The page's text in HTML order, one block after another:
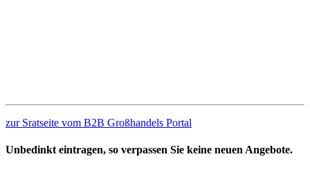
zur Sratseite vom B2B Großhandels Portal
Unbedinkt eintragen, so verpassen Sie keine neuen Angebote.